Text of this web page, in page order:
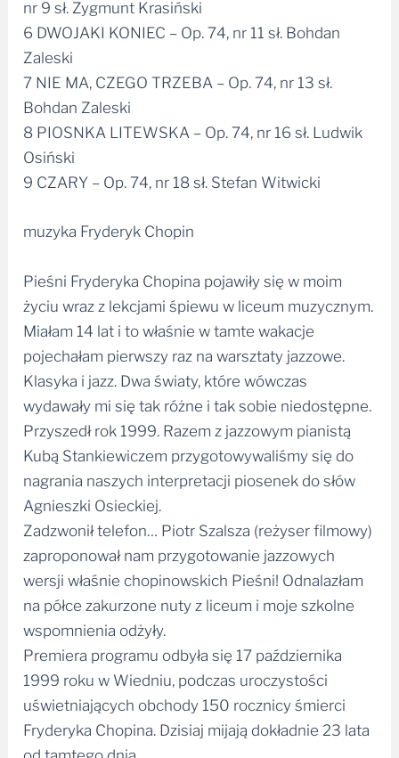
nr 9 sł. Zygmunt Krasiński
6 DWOJAKI KONIEC – Op. 74, nr 11 sł. Bohdan
Zaleski
7 NIE MA, CZEGO TRZEBA – Op. 74, nr 13 sł.
Bohdan Zaleski
8 PIOSNKA LITEWSKA – Op. 74, nr 16 sł. Ludwik
Osiński
9 CZARY – Op. 74, nr 18 sł. Stefan Witwicki
muzyka Fryderyk Chopin
Pieśni Fryderyka Chopina pojawiły się w moim
życiu wraz z lekcjami śpiewu w liceum muzycznym.
Miałam 14 lat i to właśnie w tamte wakacje
pojechałam pierwszy raz na warsztaty jazzowe.
Klasyka i jazz. Dwa światy, które wówczas
wydawały mi się tak różne i tak sobie niedostępne.
Przyszedł rok 1999. Razem z jazzowym pianistą
Kubą Stankiewiczem przygotowywaliśmy się do
nagrania naszych interpretacji piosenek do słów
Agnieszki Osieckiej.
Zadzwonił telefon… Piotr Szalsza (reżyser filmowy)
zaproponował nam przygotowanie jazzowych
wersji właśnie chopinowskich Pieśni! Odnalazłam
na półce zakurzone nuty z liceum i moje szkolne
wspomnienia odżyły.
Premiera programu odbyła się 17 października
1999 roku w Wiedniu, podczas uroczystości
uświetniających obchody 150 rocznicy śmierci
Fryderyka Chopina. Dzisiaj mijają dokładnie 23 lata